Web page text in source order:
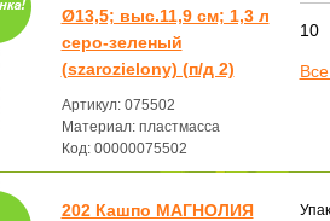
Ø13,5; выс.11,9 см; 1,3 л
серо-зеленый
(szarozielony) (п/д 2)
Артикул: 075502
Материал: пластмасса
Код: 00000075502
10
202 Кашпо МАГНОЛИЯ